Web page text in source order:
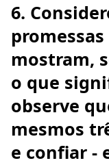
6.
mostram,
o que
observe
mesmos
e confiar -